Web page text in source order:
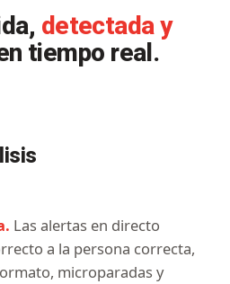
detectada y
tiempo real.
plug-and-play
lento en cada máquina,